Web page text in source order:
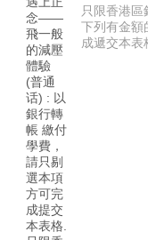
只限香港
下列有金額
成遞交本表